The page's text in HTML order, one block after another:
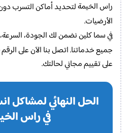
راس الخيمةلتحديد أماكن التسرب
الأرضيات.
في سما كلين نضمن لك الجودة،
جميع خدماتنا. اتصل بنا الآن على الرقم
على تقييم مجاني لحالتك.
الحل النهائي لمشاكل
في راس